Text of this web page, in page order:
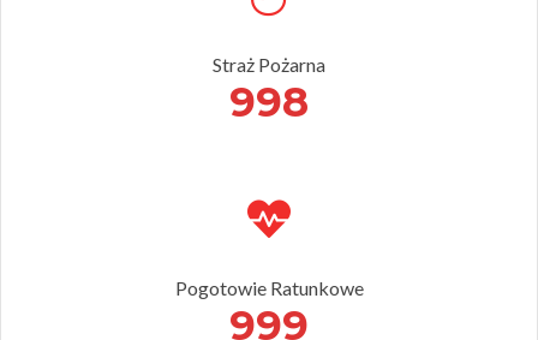
Straż Pożarna
998
Pogotowie Ratunkowe
999